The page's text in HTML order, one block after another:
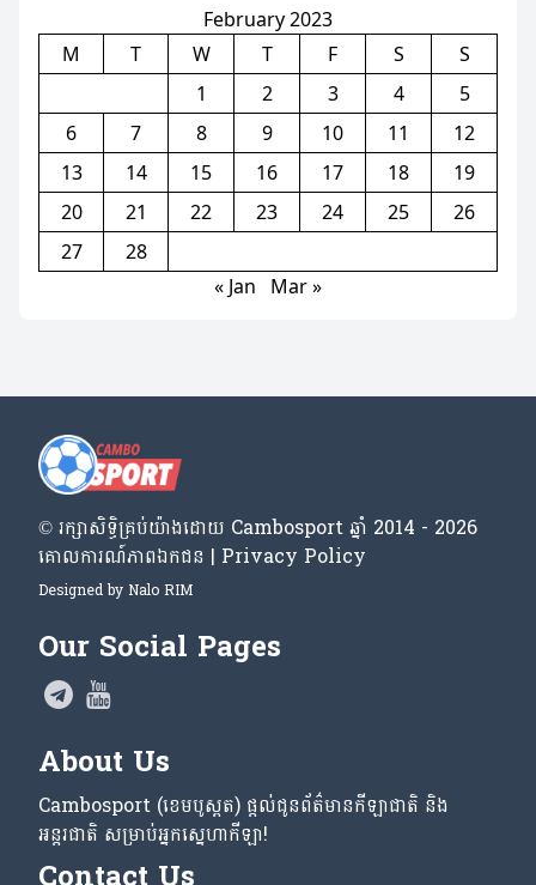
February 2023
M
T W T F S
S
1
2 3 4
5
6
7 8 9 10 11
12
13
14 15 16 17 18
19
20
21 22 23 24 25
26
27
28
« Jan
Mar »
© រក្សា​សិទ្ធិ​គ្រប់​យ៉ាង​ដោយ​ Cambosport ឆ្នាំ 2014 - 2026
គោលការណ៍​ភាព​ឯកជន | Privacy Policy
Designed by Nalo RIM
Our Social Pages
About Us
Cambosport (ខេមបូស្ពត) ផ្តល់ជូនព័ត៌មានកីឡាជាតិ និង
អន្តរជាតិ សម្រាប់អ្នកស្នេហាកីឡា!